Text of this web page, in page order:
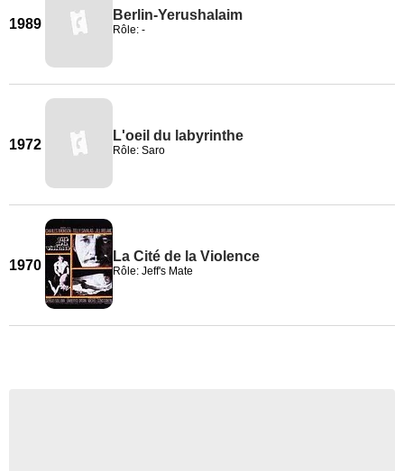
1989
Berlin-Yerushalaim
Rôle: -
1972
L'oeil du labyrinthe
Rôle: Saro
1970
La Cité de la Violence
Rôle: Jeff's Mate